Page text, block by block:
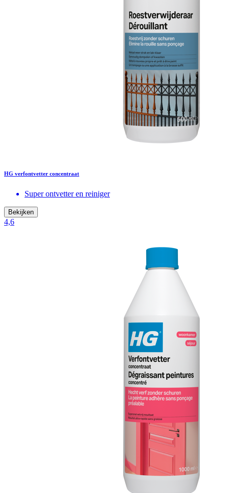
HG verfontvetter concentraat
Super ontvetter en reiniger
Bekijken
4,6